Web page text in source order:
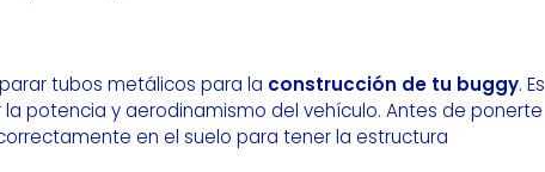
tubos metálicos para la construcción de tu buggy. Es
potencia y aerodinamismo del vehículo. Antes de ponerte
en el suelo para tener la estructura